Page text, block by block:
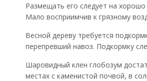
Размещать его следует на
Мало восприимчив к грязному
Весной дереву требуется
перепревший навоз. Подкормку
Шаровидный клен глобозум
местах с каменистой почвой, в